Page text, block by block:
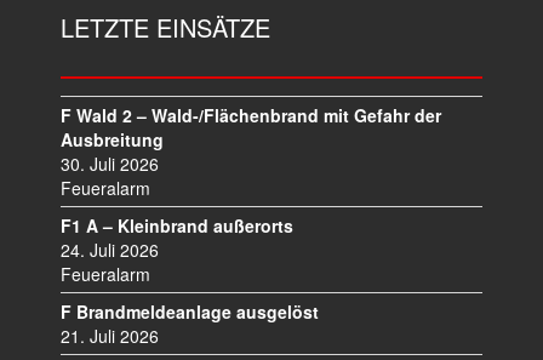
LETZTE EINSÄTZE
F Wald 2 – Wald-/Flächenbrand mit Gefahr der
Ausbreitung
30. Juli 2026
Feueralarm
F1 A – Kleinbrand außerorts
24. Juli 2026
Feueralarm
F Brandmeldeanlage ausgelöst
21. Juli 2026